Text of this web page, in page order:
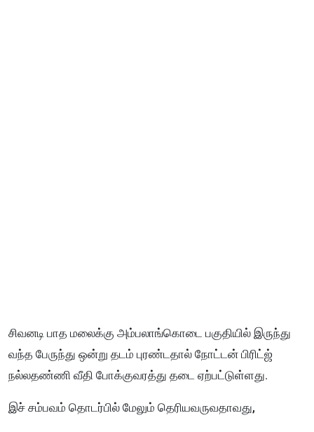
சிவனடி பாத மலைக்கு அம்பலாங்கொடை பகுதியில் இருந்து
வந்த பேருந்து ஒன்று தடம் புரண்டதால் நோட்டன் பிரிட்ஜ்
நல்லதண்ணி வீதி போக்குவரத்து தடை ஏற்பட்டுள்ளது.
இச் சம்பவம் தொடர்பில் மேலும் தெரியவருவதாவது,